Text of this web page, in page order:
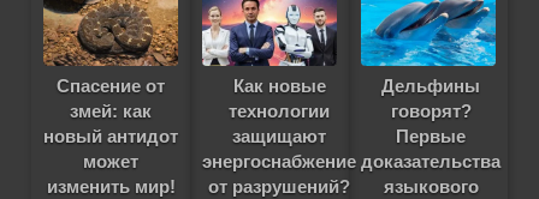
Спасение от
змей: как
новый антидот
может
изменить мир!
Как новые
технологии
защищают
энергоснабжение
от разрушений?
Дельфины
говорят?
Первые
доказательства
языкового